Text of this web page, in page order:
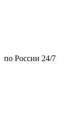
по России 24/7